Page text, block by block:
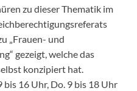
zu dieser Thematik im
„Frauen- und
gezeigt, welche das
konzipiert hat.
16 Uhr, Do. 9 bis 18 Uhr